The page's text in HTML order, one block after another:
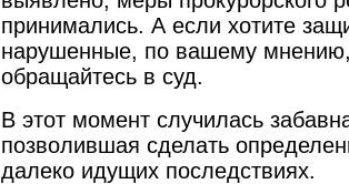
принимались. А если хотите
нарушенные, по вашему
обращайтесь в суд.
В этот момент случилась
позволившая сделать
далеко идущих последствиях.